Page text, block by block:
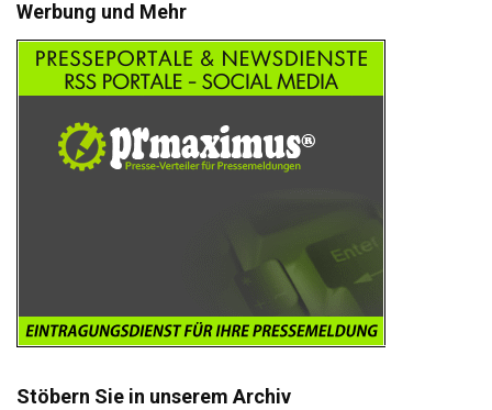
Werbung und Mehr
Stöbern Sie in unserem Archiv